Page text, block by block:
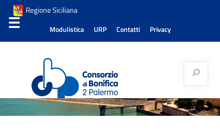
Modulistica URP Contatti Privacy